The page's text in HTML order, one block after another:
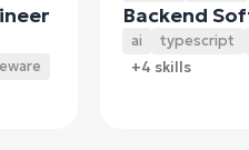
Backend
ai typescript
+4 skills